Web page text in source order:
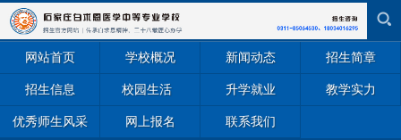
网站首页 学校概况 新闻动态 招生简章
招生信息 校园生活 升学就业 教学实力
优秀师生风采 网上报名 联系我们